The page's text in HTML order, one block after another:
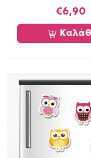
€6,90